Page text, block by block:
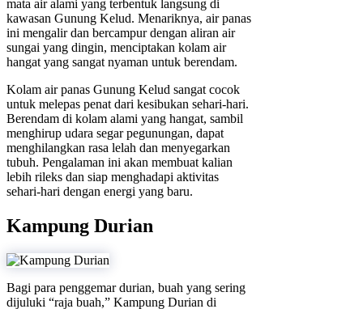
mata air alami yang terbentuk langsung di
kawasan Gunung Kelud. Menariknya, air panas
ini mengalir dan bercampur dengan aliran air
sungai yang dingin, menciptakan kolam air
hangat yang sangat nyaman untuk berendam.
Kolam air panas Gunung Kelud sangat cocok
untuk melepas penat dari kesibukan sehari-hari.
Berendam di kolam alami yang hangat, sambil
menghirup udara segar pegunungan, dapat
menghilangkan rasa lelah dan menyegarkan
tubuh. Pengalaman ini akan membuat kalian
lebih rileks dan siap menghadapi aktivitas
sehari-hari dengan energi yang baru.
Kampung Durian
Bagi para penggemar durian, buah yang sering
dijuluki “raja buah,” Kampung Durian di